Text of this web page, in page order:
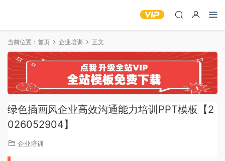
当前位置： 首页 企业培训 正文
绿色插画风企业高效沟通能力培训PPT模板【2
026052904】
企业培训